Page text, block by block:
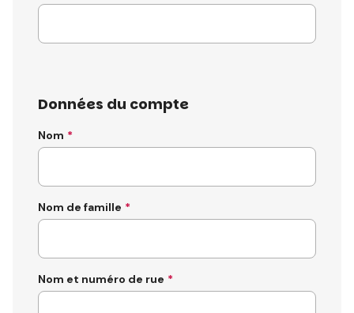
Données du compte
Nom
Nom de famille
Nom et numéro de rue